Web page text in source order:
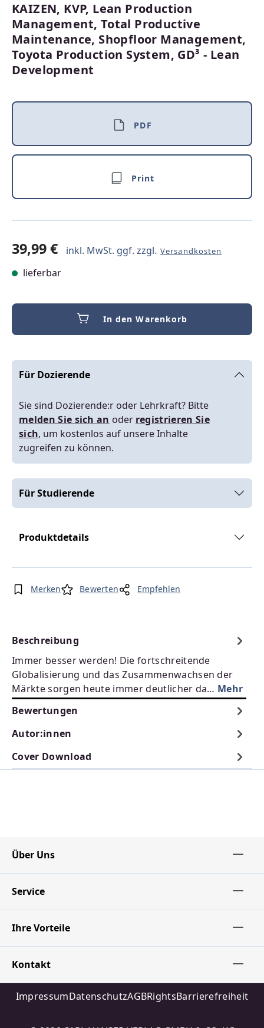
KAIZEN, KVP, Lean Production
Management, Total Productive
Maintenance, Shopfloor Management,
Toyota Production System, GD³ - Lean
Development
PDF
Print
39,99 € inkl. MwSt. ggf. zzgl. Versandkosten
lieferbar
In den Warenkorb
Für Dozierende
Sie sind Dozierende:r oder Lehrkraft? Bitte
melden Sie sich an oder registrieren Sie
sich, um kostenlos auf unsere Inhalte
zugreifen zu können.
Für Studierende
Produktdetails
Merken Bewerten Empfehlen
Beschreibung
Immer besser werden! Die fortschreitende
Globalisierung und das Zusammenwachsen der
Märkte sorgen heute immer deutlicher da… Mehr
Bewertungen
Autor:innen
Cover Download
Über Uns
Service
Ihre Vorteile
Kontakt
ImpressumDatenschutzAGBRightsBarrierefreiheit